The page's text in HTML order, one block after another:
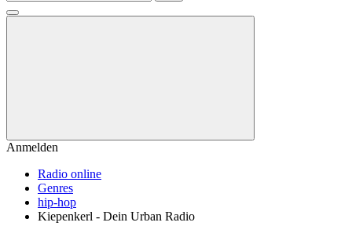
Anmelden
Radio online
Genres
hip-hop
Kiepenkerl - Dein Urban Radio